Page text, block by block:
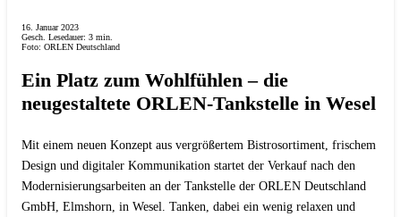
16. Januar 2023
Gesch. Lesedauer: 3 min.
Foto: ORLEN Deutschland
Ein Platz zum Wohlfühlen – die
neugestaltete ORLEN-Tankstelle in Wesel
Mit einem neuen Konzept aus vergrößertem Bistrosortiment, frischem
Design und digitaler Kommunikation startet der Verkauf nach den
Modernisierungsarbeiten an der Tankstelle der ORLEN Deutschland
GmbH, Elmshorn, in Wesel. Tanken, dabei ein wenig relaxen und